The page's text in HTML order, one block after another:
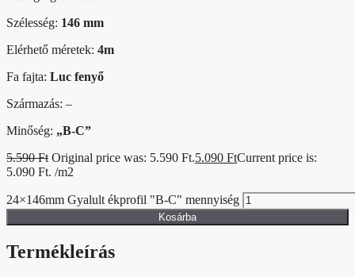
Szélesség: 146 mm
Elérhető méretek: 4m
Fa fajta: Luc fenyő
Származás: –
Minőség: „B-C”
5.590Ft Original price was: 5.590 Ft.5.090 FtCurrent price is:
5.090 Ft. /m2
24×146mm Gyalult ékprofil "B-C" mennyiség
Kosárba
Termékleírás